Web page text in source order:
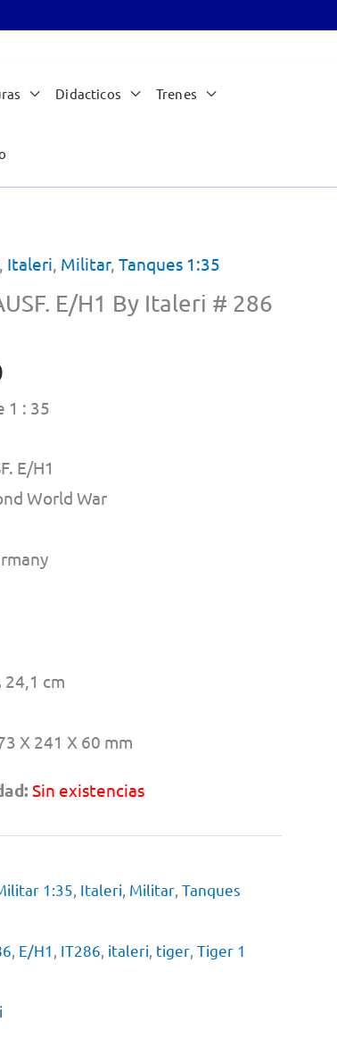
Didacticos Trenes
, Italeri, Militar, Tanques 1:35
E/H1 By Italeri # 286
1 : 35
E/H1
World War
24,1 cm
X 241 X 60 mm
Sin existencias
1:35 Italeri Militar, Tanques
E/H1 IT286 italeri tiger, Tiger 1